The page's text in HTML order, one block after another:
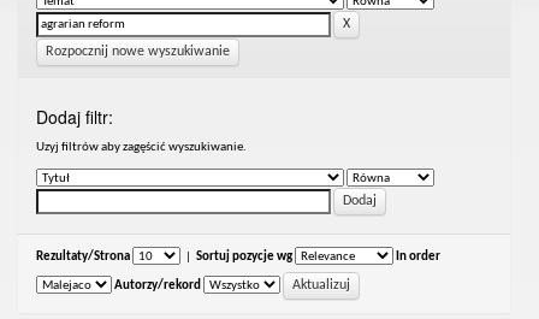
Rozpocznij nowe wyszukiwanie
Dodaj filtr:
Uzyj filtrów aby zagęścić wyszukiwanie.
Rezultaty/Strona Sortuj pozycje wg In order
Autorzy/rekord